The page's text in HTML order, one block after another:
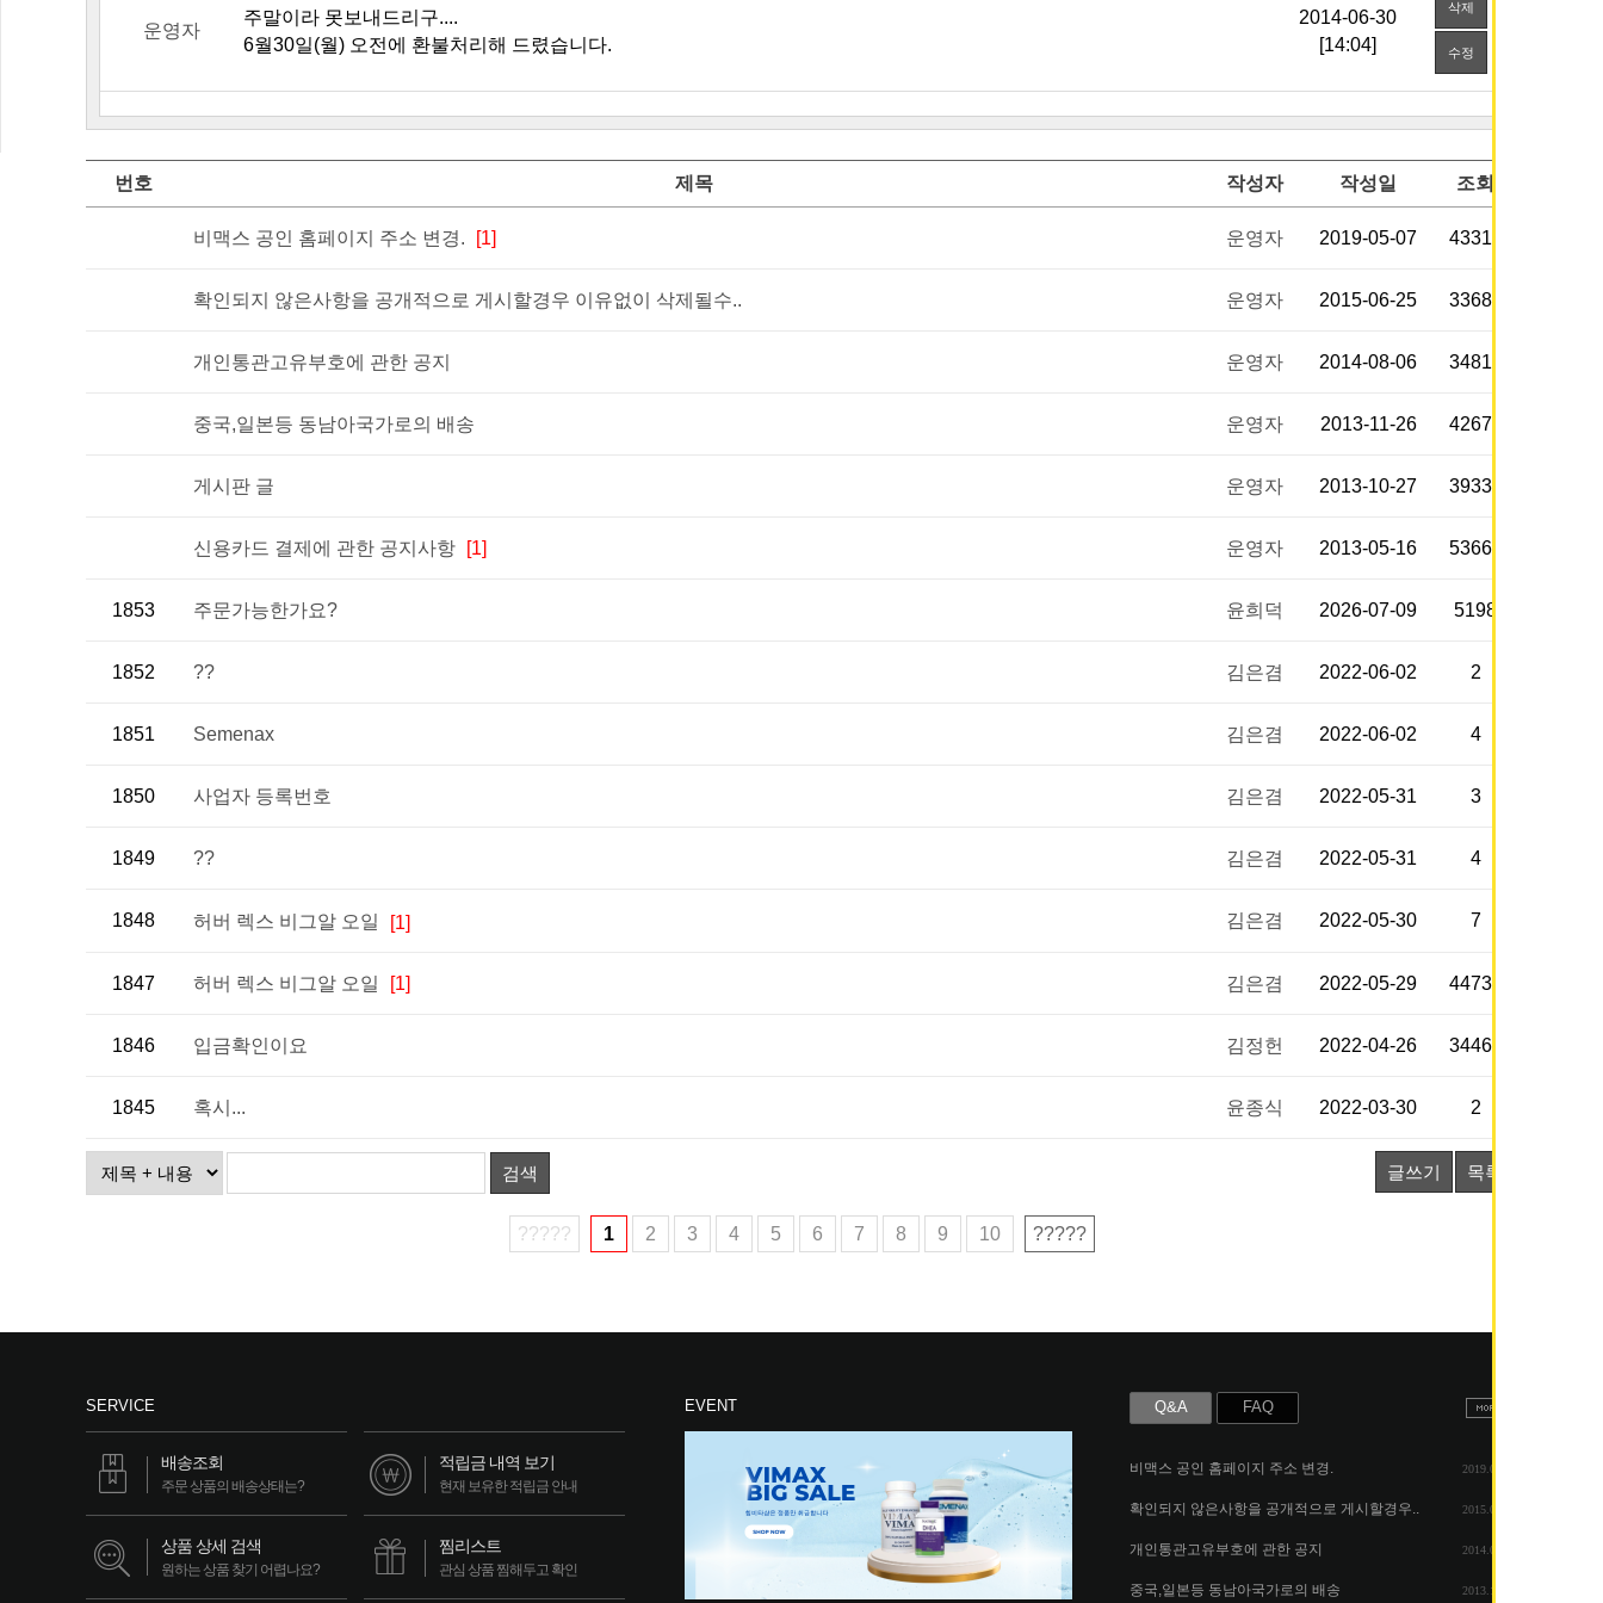
운영자
주말이라 못보내드리구....
6월30일(월) 오전에 환불처리해 드렸습니다.
[14:04]
삭제
수정
번호 제목 작성자 작성일 조회
비맥스 공인 홈페이지 주소 변경. [1] 운영자 2019-05-07 43312
확인되지 않은사항을 공개적으로 게시할경우 이유없이 삭제될수.. 운영자 2015-06-25 33686
개인통관고유부호에 관한 공지 운영자 2014-08-06 34812
중국,일본등 동남아국가로의 배송 운영자 2013-11-26 42674
게시판 글 운영자 2013-10-27 39336
신용카드 결제에 관한 공지사항 [1] 운영자 2013-05-16 53662
1853 주문가능한가요? 윤희덕 2026-07-09 5198
1852 ?? 김은겸 2022-06-02 2
1851 Semenax 김은겸 2022-06-02 4
1850 사업자 등록번호 김은겸 2022-05-31 3
1849 ?? 김은겸 2022-05-31 4
1848 허버 렉스 비그알 오일 [1] 김은겸 2022-05-30 7
1847 허버 렉스 비그알 오일 [1] 김은겸 2022-05-29 44734
1846 입금확인이요 김정헌 2022-04-26 34461
1845 혹시... 윤종식 2022-03-30 2
검색 글쓰기 목록
????? 1 2 3 4 5 6 7 8 9 10 ?????
SERVICE
배송조회
주문 상품의 배송상태는?
적립금 내역 보기
현재 보유한 적립금 안내
상품 상세 검색
원하는 상품 찾기 어렵나요?
찜리스트
관심 상품 찜해두고 확인
EVENT Q&A FAQ
비맥스 공인 홈페이지 주소 변경. 2019.05.07
확인되지 않은사항을 공개적으로 게시할경우.. 2015.06.25
개인통관고유부호에 관한 공지 2014.08.06
중국,일본등 동남아국가로의 배송 2013.11.26